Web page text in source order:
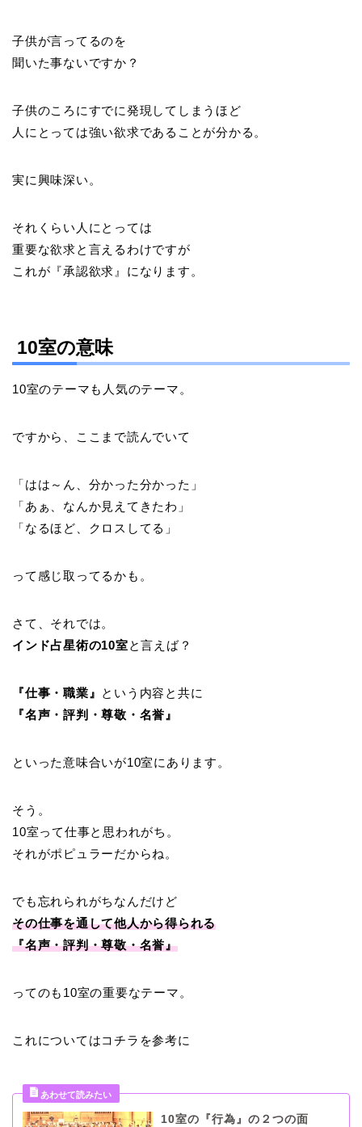
子供が言ってるのを
聞いた事ないですか？
子供のころにすでに発現してしまうほど
人にとっては強い欲求であることが分かる。
実に興味深い。
それくらい人にとっては
重要な欲求と言えるわけですが
これが『承認欲求』になります。
10室の意味
10室のテーマも人気のテーマ。
ですから、ここまで読んでいて
「はは～ん、分かった分かった」
「あぁ、なんか見えてきたわ」
「なるほど、クロスしてる」
って感じ取ってるかも。
さて、それでは。
インド占星術の10室と言えば？
『仕事・職業』 という内容と共に
『名声・評判・尊敬・名誉』
といった意味合いが10室にあります。
そう。
10室って仕事と思われがち。
それがポピュラーだからね。
でも忘れられがちなんだけど
その仕事を通して他人から得られる
『名声・評判・尊敬・名誉』
ってのも10室の重要なテーマ。
これについてはコチラを参考に
10室の『行為』の２つの面